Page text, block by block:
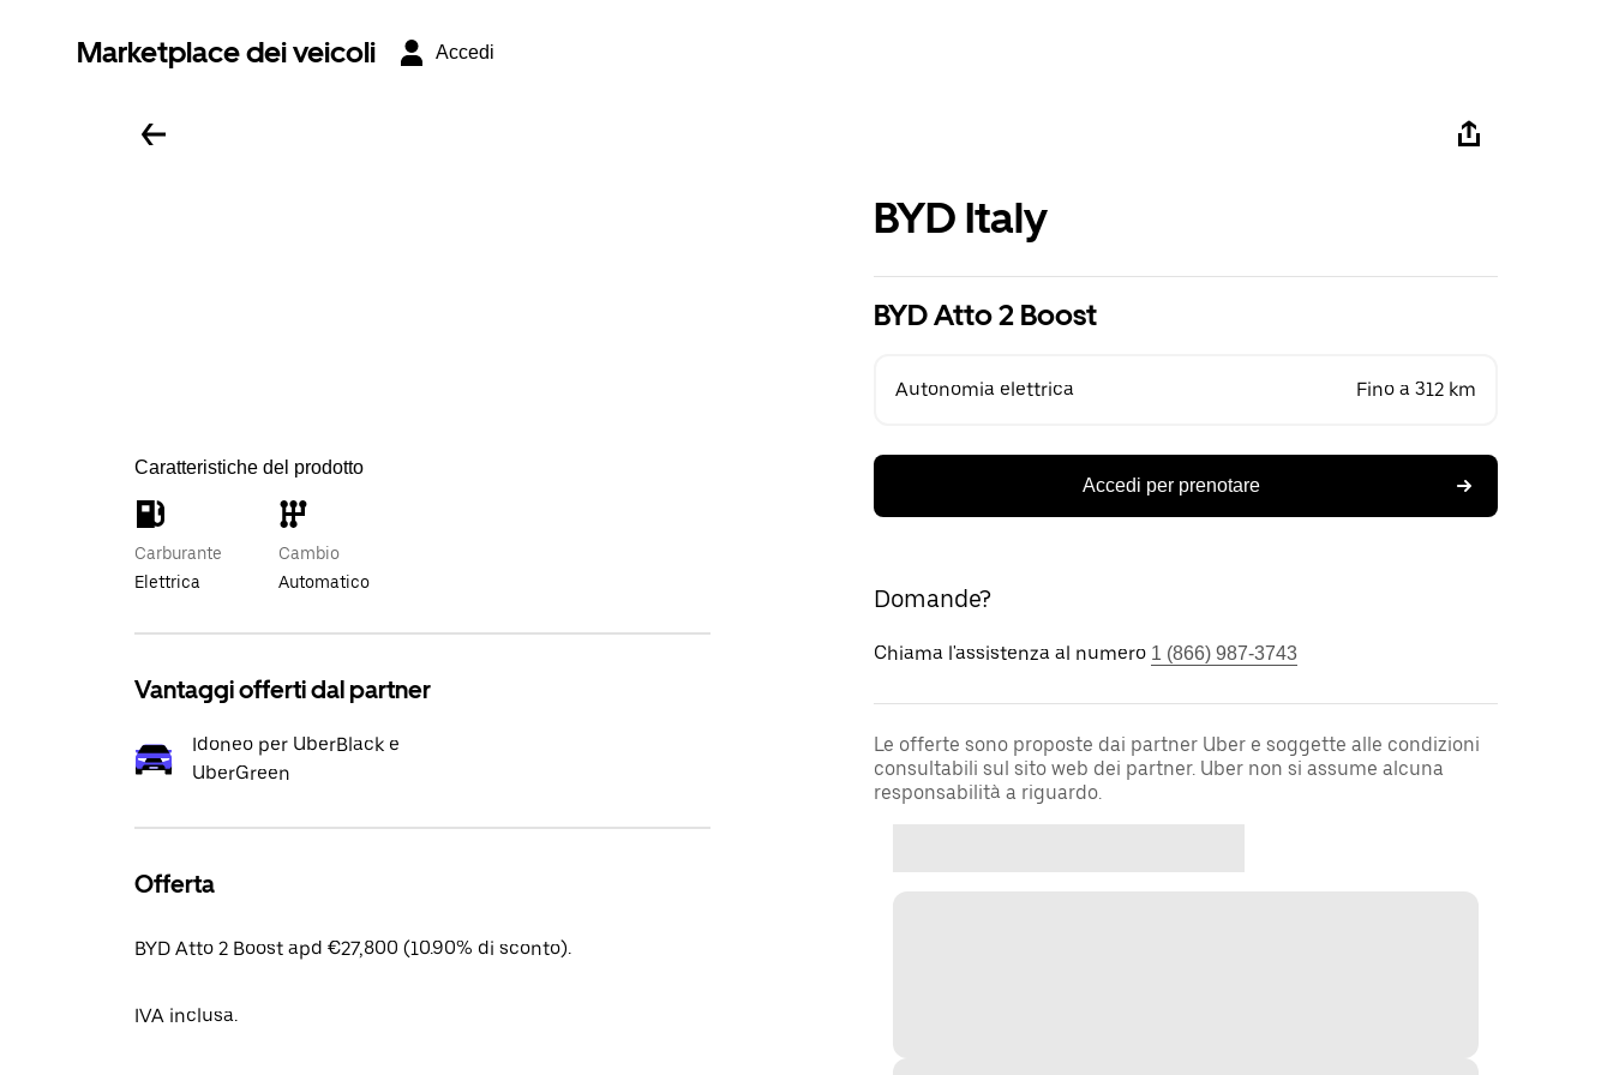
Marketplace dei veicoli Accedi
Caratteristiche del prodotto
Carburante
Elettrica
Cambio
Automatico
Vantaggi offerti dal partner
Idoneo per UberBlack e
UberGreen
Offerta
BYD Atto 2 Boost apd €27,800 (10.90% di sconto).
IVA inclusa.
BYD Italy
BYD Atto 2 Boost
Autonomia elettrica Fino a 312 km
Accedi per prenotare
Domande?
Chiama l'assistenza al numero 1 (866) 987-3743
Le offerte sono proposte dai partner Uber e soggette alle condizioni
consultabili sul sito web dei partner. Uber non si assume alcuna
responsabilità a riguardo.